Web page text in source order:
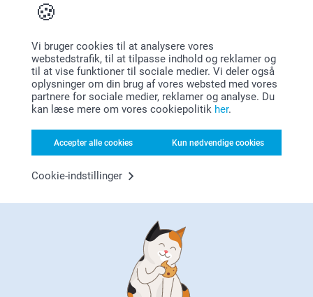
Vi bruger cookies til at analysere vores
webstedstrafik, til at tilpasse indhold og reklamer og
til at vise funktioner til sociale medier. Vi deler også
oplysninger om din brug af vores websted med vores
partnere for sociale medier, reklamer og analyse. Du
kan læse mere om vores cookiepolitik her.
Accepter alle cookies Kun nødvendige cookies
Cookie-indstillinger
Tilmeld dig vores nyhedsbrev
Tilmeld